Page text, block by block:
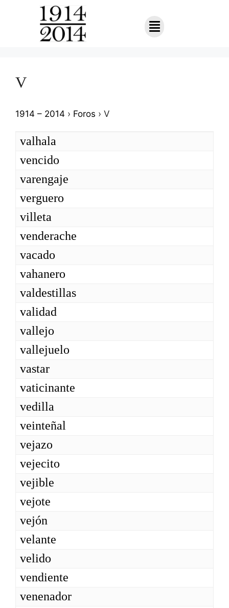
V
1914 – 2014 › Foros › V
valhala
vencido
varengaje
verguero
villeta
venderache
vacado
vahanero
valdestillas
validad
vallejo
vallejuelo
vastar
vaticinante
vedilla
veinteñal
vejazo
vejecito
vejible
vejote
vejón
velante
velido
vendiente
venenador